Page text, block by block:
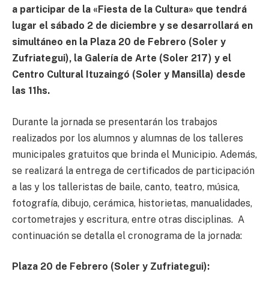
a participar de la «Fiesta de la Cultura» que tendrá
lugar el sábado 2 de diciembre y se desarrollará en
simultáneo en la Plaza 20 de Febrero (Soler y
Zufriategui), la Galería de Arte (Soler 217) y el
Centro Cultural Ituzaingó (Soler y Mansilla) desde
las 11hs.
Durante la jornada se presentarán los trabajos
realizados por los alumnos y alumnas de los talleres
municipales gratuitos que brinda el Municipio. Además,
se realizará la entrega de certificados de participación
a las y los talleristas de baile, canto, teatro, música,
fotografía, dibujo, cerámica, historietas, manualidades,
cortometrajes y escritura, entre otras disciplinas. A
continuación se detalla el cronograma de la jornada:
Plaza 20 de Febrero (Soler y Zufriategui):